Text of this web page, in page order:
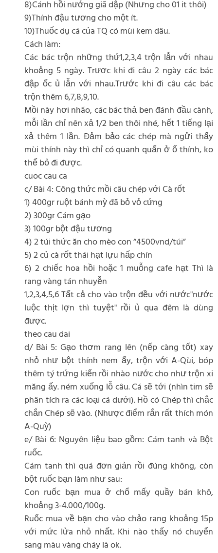
8)Cánh hồi nướng giã dập (Nhưng cho 01 it thôi)
9)Thính đậu tương cho một ít.
10)Thuốc dụ cá của TQ có mùi kem dâu.
Cách làm:
Các bác trộn những thứ1,2,3,4 trộn lẫn với nhau
khoảng 5 ngày. Trươc khi đi câu 2 ngày các bác
đập ốc ủ lẫn với nhau.Trước khi đi câu các bác
trộn thêm 6,7,8,9,10.
Mồi này hơi nhão, các bác thả ben đánh đầu cành,
mỗi lần chỉ nên xả 1/2 ben thôi nhé, hết 1 tiếng lại
xả thêm 1 lần. Đảm bảo các chép mà ngửi thấy
mùi thính này thì chỉ có quanh quẩn ở ổ thính, ko
thể bỏ đi được.
cuoc cau ca
c/ Bài 4: Công thức mồi câu chép với Cà rốt
1) 400gr ruột bánh mỳ đã bỏ vỏ cứng
2) 300gr Cám gạo
3) 100gr bột đậu tương
4) 2 túi thức ăn cho mèo con “4500vnd/túi”
5) 2 củ cà rốt thái hạt lựu hấp chín
6) 2 chiếc hoa hồi hoặc 1 muỗng cafe hạt Thì là
rang vàng tán nhuyễn
1,2,3,4,5,6 Tất cả cho vào trộn đều với nước"nước
luộc thịt lợn thì tuyệt" rồi ủ qua đêm là dùng
được.
theo cau dai
d/ Bài 5: Gạo thơm rang lên (nếp càng tốt) xay
nhỏ như bột thính nem ấy, trộn với A-Qùi, bóp
thêm tý trứng kiến rồi nhào nước cho như trộn xi
măng ấy. ném xuống lỗ câu. Cá sẽ tới (nhìn tim sẽ
phân tích ra các loại cá dưới). Hồ có Chép thì chắc
chắn Chép sẽ vào. (Nhược điểm rắn rất thích món
A-Quỳ)
e/ Bài 6: Nguyên liệu bao gồm: Cám tanh và Bột
ruốc.
Cám tanh thì quá đơn giản rồi đúng không, còn
bột ruốc bạn làm như sau:
Con ruốc bạn mua ở chổ mấy quầy bán khô,
khoảng 3-4.000/100g.
Ruốc mua về bạn cho vào chảo rang khoảng 15p
với mức lửa nhỏ nhất. Khi nào thấy nó chuyển
sang màu vàng cháy là ok.